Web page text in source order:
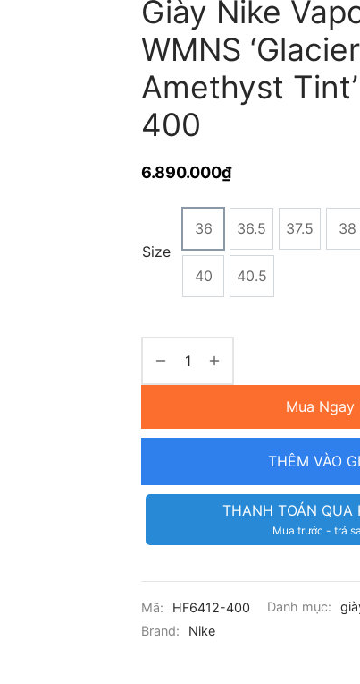
Giày Nike
WMNS
Amethyst
400
6.890.000₫
Size
36 36.5 37.5 38
40 40.5
Mua Ngay
THÊM VÀO
THANH TOÁN QUA
Mua trước - trả
Mã: HF6412-400 Danh mục:
Brand:
Nike